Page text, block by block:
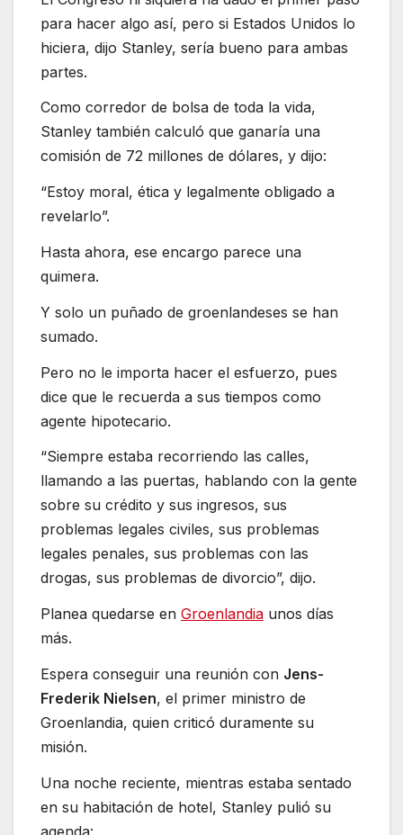
para hacer algo así, pero si Estados Unidos lo
hiciera, dijo Stanley, sería bueno para ambas
partes.
Como corredor de bolsa de toda la vida,
Stanley también calculó que ganaría una
comisión de 72 millones de dólares, y dijo:
“Estoy moral, ética y legalmente obligado a
revelarlo”.
Hasta ahora, ese encargo parece una
quimera.
Y solo un puñado de groenlandeses se han
sumado.
Pero no le importa hacer el esfuerzo, pues
dice que le recuerda a sus tiempos como
agente hipotecario.
“Siempre estaba recorriendo las calles,
llamando a las puertas, hablando con la gente
sobre su crédito y sus ingresos, sus
problemas legales civiles, sus problemas
legales penales, sus problemas con las
drogas, sus problemas de divorcio”, dijo.
Planea quedarse en Groenlandia unos días
más.
Espera conseguir una reunión con Jens-
Frederik Nielsen, el primer ministro de
Groenlandia, quien criticó duramente su
misión.
Una noche reciente, mientras estaba sentado
en su habitación de hotel, Stanley pulió su
agenda: